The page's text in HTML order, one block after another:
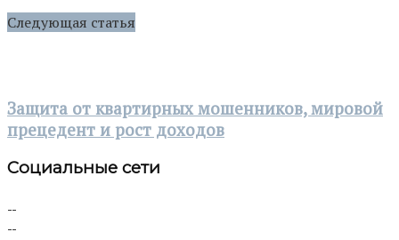
Следующая статья
Защита от квартирных мошенников, мировой
прецедент и рост доходов
Социальные сети